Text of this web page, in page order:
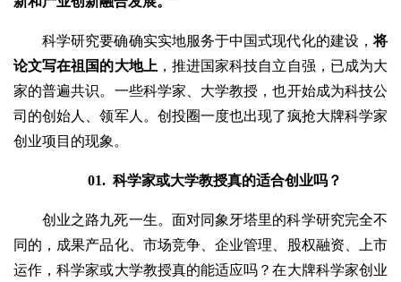
科学研究要确确实实地服务于中国式现代化的建设，将
论文写在祖国的大地上 ，推进国家科技自立自强，已成为大
家的普遍共识。一些科学家、大学教授，也开始成为科技公
司的创始人、领军人。创投圈一度也出现了疯抢大牌科学家
创业项目的现象。
01. 科学家或大学教授真的适合创业吗？
创业之路九死一生。面对同象牙塔里的科学研究完全不
同的，成果产品化、市场竞争、企业管理、股权融资、上市
运作，科学家或大学教授真的能适应吗？在大牌科学家创业